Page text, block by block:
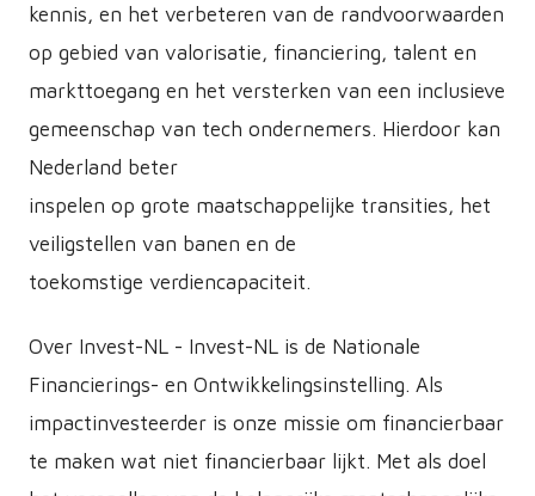
kennis, en het verbeteren van de randvoorwaarden
op gebied van valorisatie, financiering, talent en
markttoegang en het versterken van een inclusieve
gemeenschap van tech ondernemers. Hierdoor kan
Nederland beter
inspelen op grote maatschappelijke transities, het
veiligstellen van banen en de
toekomstige verdiencapaciteit.
Over Invest-NL - Invest-NL is de Nationale
Financierings- en Ontwikkelingsinstelling. Als
impactinvesteerder is onze missie om financierbaar
te maken wat niet financierbaar lijkt. Met als doel